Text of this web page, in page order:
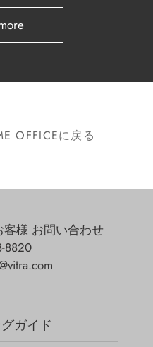
OFFICEに戻る
客様 お問い合わせ
8820
ガイド